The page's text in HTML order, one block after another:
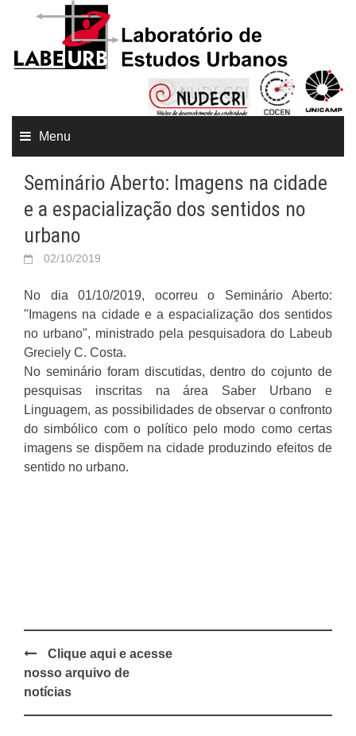
Menu
Seminário Aberto: Imagens na cidade
e a espacialização dos sentidos no
urbano
02/10/2019
No dia 01/10/2019, ocorreu o Seminário Aberto:
"Imagens na cidade e a espacialização dos sentidos
no urbano", ministrado pela pesquisadora do Labeub
Greciely C. Costa.
No seminário foram discutidas, dentro do cojunto de
pesquisas inscritas na área Saber Urbano e
Linguagem, as possibilidades de observar o confronto
do simbólico com o político pelo modo como certas
imagens se dispõem na cidade produzindo efeitos de
sentido no urbano.
Post
navigation
Clique aqui e acesse
nosso arquivo de
notícias